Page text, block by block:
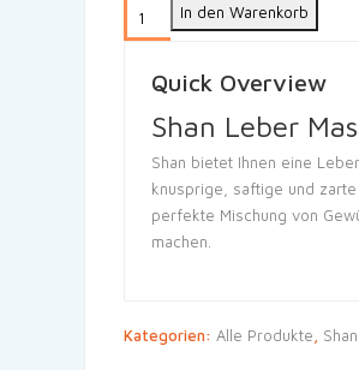
In den Warenkorb
Quick Overview
Shan Leber
Shan bietet Ihnen eine
knusprige, saftige und
perfekte Mischung von
machen.
Kategorien: Alle Produkte Shan